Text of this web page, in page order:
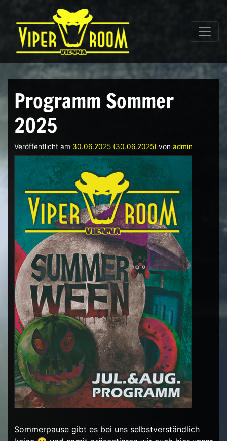
Hauptnavigation
Programm Sommer
2025
Veröffentlicht am 30.06.2025(30.06.2025) von admin
Sommerpause gibt es bei uns selbstverständlich